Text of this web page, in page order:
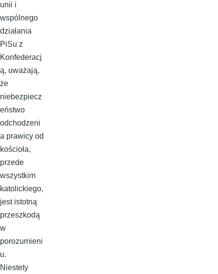
unii i
wspólnego
działania
PiSu z
Konfederacj
ą, uważają,
że
niebezpiecz
eństwo
odchodzeni
a prawicy od
kościoła,
przede
wszystkim
katolickiego,
jest istotną
przeszkodą
w
porozumieni
u.
Niestety